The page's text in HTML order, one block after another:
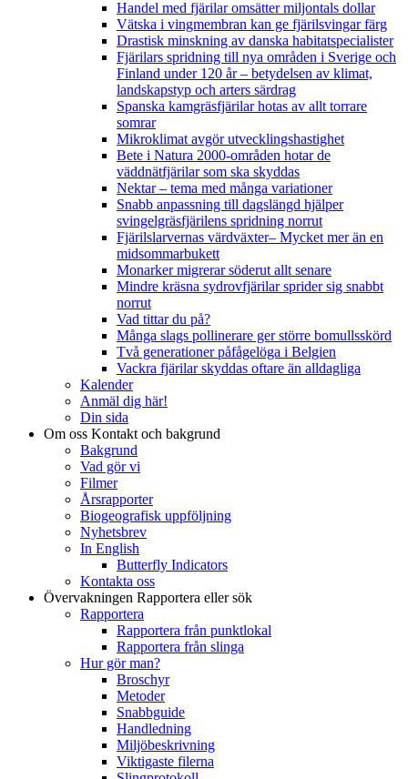
Handel med fjärilar omsätter miljontals dollar
Vätska i vingmembran kan ge fjärilsvingar färg
Drastisk minskning av danska habitatspecialister
Fjärilars spridning till nya områden i Sverige och
Finland under 120 år– betydelsen av klimat,
landskapstyp och arters särdrag
Spanska kamgräsfjärilar hotas av allt torrare
somrar
Mikroklimat avgör utvecklingshastighet
Bete i Natura 2000-områden hotar de
väddnätfjärilar som ska skyddas
Nektar – tema med många variationer
Snabb anpassning till dagslängd hjälper
svingelgräsfjärilens spridning norrut
Fjärilslarvernas värdväxter– Mycket mer än en
midsommarbukett
Monarker migrerar söderut allt senare
Mindre kräsna sydrovfjärilar sprider sig snabbt
norrut
Vad tittar du på?
Många slags pollinerare ger större bomullsskörd
Två generationer påfågelöga i Belgien
Vackra fjärilar skyddas oftare än alldagliga
Kalender
Anmäl dig här!
Din sida
Om oss Kontakt och bakgrund
Bakgrund
Vad gör vi
Filmer
Årsrapporter
Biogeografisk uppföljning
Nyhetsbrev
In English
Butterfly Indicators
Kontakta oss
Övervakningen Rapportera eller sök
Rapportera
Rapportera från punktlokal
Rapportera från slinga
Hur gör man?
Broschyr
Metoder
Snabbguide
Handledning
Miljöbeskrivning
Viktigaste filerna